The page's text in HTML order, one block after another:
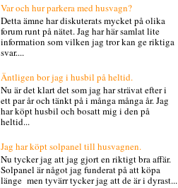
Var och hur parkera med husvagn?
Detta ämne har diskuterats mycket på olika
forum runt på nätet. Jag har här samlat lite
information som vilken jag tror kan ge riktiga
svar....
Äntligen bor jag i husbil på heltid.
Nu är det klart det som jag har strävat efter i
ett par år och tänkt på i många många år. Jag
har köpt husbil och bosatt mig i den på
heltid...
Jag har köpt solpanel till husvagnen.
Nu tycker jag att jag gjort en riktigt bra affär.
Solpanel är något jag funderat på att köpa
länge men tyvärr tycker jag att de är i dyrast...